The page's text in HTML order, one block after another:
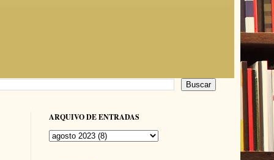
ARQUIVO DE ENTRADAS